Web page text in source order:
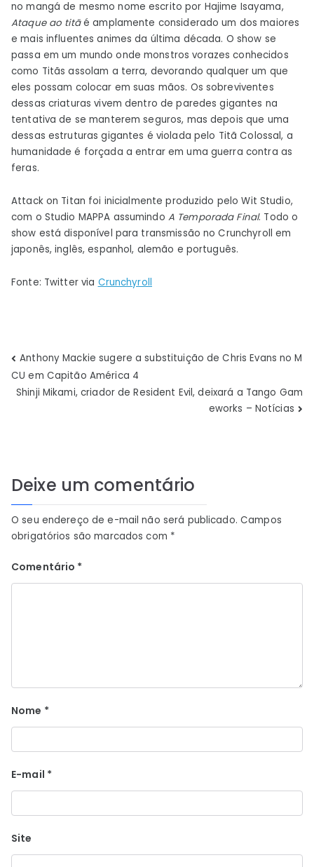
no mangá de mesmo nome escrito por Hajime Isayama,
Ataque ao titãé amplamente considerado um dos maiores
e mais influentes animes da última década. O show se
passa em um mundo onde monstros vorazes conhecidos
como Titãs assolam a terra, devorando qualquer um que
eles possam colocar em suas mãos. Os sobreviventes
dessas criaturas vivem dentro de paredes gigantes na
tentativa de se manterem seguros, mas depois que uma
dessas estruturas gigantes é violada pelo Titã Colossal, a
humanidade é forçada a entrar em uma guerra contra as
feras.
Attack on Titan foi inicialmente produzido pelo Wit Studio,
com o Studio MAPPA assumindo A Temporada Final. Todo o
show está disponível para transmissão no Crunchyroll em
japonês, inglês, espanhol, alemão e português.
Fonte: Twitter via Crunchyroll
Navegação
de
Anthony Mackie sugere a substituição de Chris Evans no M
CU em Capitão América 4
Shinji Mikami, criador de Resident Evil, deixará a Tango Gam
eworks – Notícias
Deixe um comentário
O seu endereço de e-mail não será publicado. Campos
obrigatórios são marcados com *
Comentário *
Nome *
E-mail *
Site